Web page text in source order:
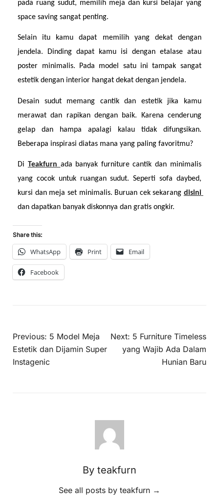
pada ruang sudut, memilih meja dan kursi belajar yang
space saving sangat penting.
Selain itu kamu dapat memilih yang dekat dengan
jendela. Dinding dapat kamu isi dengan etalase atau
poster minimalis. Pada model satu ini tampak sangat
estetik dengan interior hangat dekat dengan jendela.
Desain sudut memang cantik dan estetik jika kamu
merawat dan rapikan dengan baik. Karena cenderung
gelap dan hampa apalagi kalau tidak difungsikan.
Beberapa inspirasi diatas mana yang paling favoritmu?
Di Teakfurn ada banyak furniture cantik dan minimalis
yang cocok untuk ruangan sudut. Seperti sofa daybed,
kursi dan meja set minimalis. Buruan cek sekarang
disini
dan dapatkan banyak diskonnya dan gratis ongkir.
Share this:
WhatsApp Print Email
Facebook
Previous: 5 Model Meja
Estetik dan Dijamin Super
Instagenic
Next: 5 Furniture Timeless
yang Wajib Ada Dalam
Hunian Baru
By teakfurn
See all posts by teakfurn →